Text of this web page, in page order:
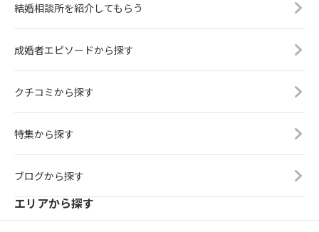
結婚相談所を紹介してもらう
成婚者エピソードから探す
クチコミから探す
特集から探す
ブログから探す
エリアから探す